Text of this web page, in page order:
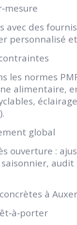
avec des
personnalisé
les normes
alimentaire,
global
ouverture :
à